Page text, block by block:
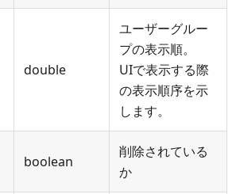
double
ユーザーグルー
プの表示順。
UIで表示する際
の表示順序を示
します。
boolean
削除されている
か